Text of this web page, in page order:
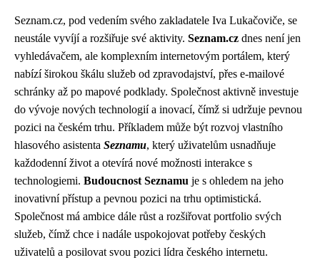
Seznam.cz, pod vedením svého zakladatele Iva Lukačoviče, se
neustále vyvíjí a rozšiřuje své aktivity. Seznam.cz dnes není jen
vyhledávačem, ale komplexním internetovým portálem, který
nabízí širokou škálu služeb od zpravodajství, přes e-mailové
schránky až po mapové podklady. Společnost aktivně investuje
do vývoje nových technologií a inovací, čímž si udržuje pevnou
pozici na českém trhu. Příkladem může být rozvoj vlastního
hlasového asistenta Seznamu, který uživatelům usnadňuje
každodenní život a otevírá nové možnosti interakce s
technologiemi. Budoucnost Seznamu je s ohledem na jeho
inovativní přístup a pevnou pozici na trhu optimistická.
Společnost má ambice dále růst a rozšiřovat portfolio svých
služeb, čímž chce i nadále uspokojovat potřeby českých
uživatelů a posilovat svou pozici lídra českého internetu.